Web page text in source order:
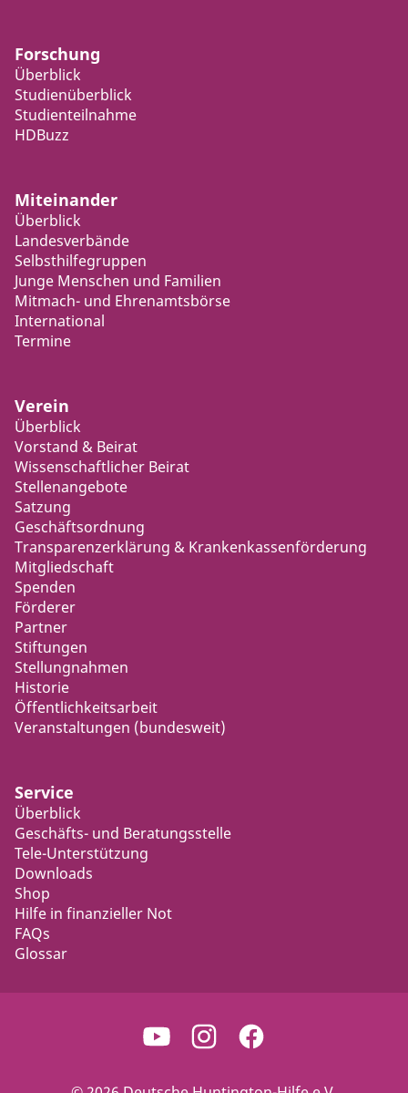
Forschung
Überblick
Studienüberblick
Studienteilnahme
HDBuzz
Miteinander
Überblick
Landesverbände
Selbsthilfegruppen
Junge Menschen und Familien
Mitmach- und Ehrenamtsbörse
International
Termine
Verein
Überblick
Vorstand & Beirat
Wissenschaftlicher Beirat
Stellenangebote
Satzung
Geschäftsordnung
Transparenzerklärung & Krankenkassenförderung
Mitgliedschaft
Spenden
Förderer
Partner
Stiftungen
Stellungnahmen
Historie
Öffentlichkeitsarbeit
Veranstaltungen (bundesweit)
Service
Überblick
Geschäfts- und Beratungsstelle
Tele-Unterstützung
Downloads
Shop
Hilfe in finanzieller Not
FAQs
Glossar